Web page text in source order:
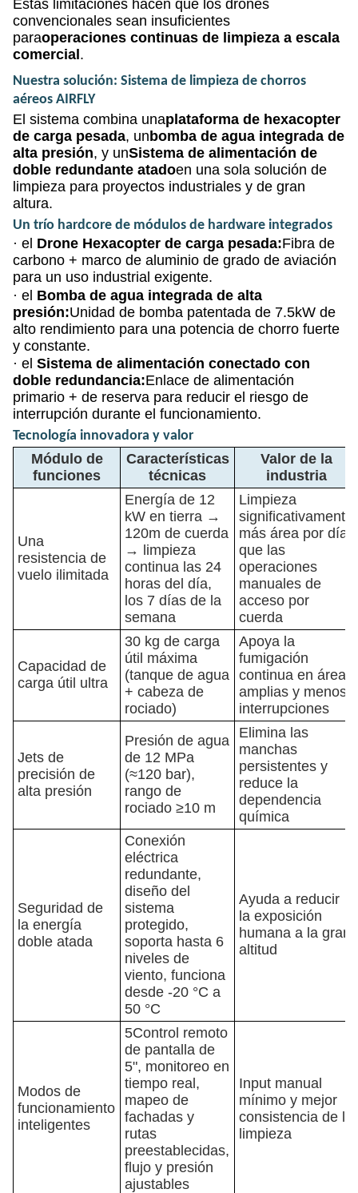
Estas limitaciones hacen que los drones
convencionales sean insuficientes
paraoperaciones continuas de limpieza a escala
comercial .
Nuestra solución: Sistema de limpieza de chorros
aéreos AIRFLY
El sistema combina unaplataforma de hexacopter
de carga pesada, unbomba de agua integrada de
alta presión, y unSistema de alimentación de
doble redundante atadoen una sola solución de
limpieza para proyectos industriales y de gran
altura.
Un trío hardcore de módulos de hardware integrados
· el Drone Hexacopter de carga pesada:Fibra de
carbono + marco de aluminio de grado de aviación
para un uso industrial exigente.
· el Bomba de agua integrada de alta
presión:Unidad de bomba patentada de 7.5kW de
alto rendimiento para una potencia de chorro fuerte
y constante.
· el Sistema de alimentación conectado con
doble redundancia:Enlace de alimentación
primario + de reserva para reducir el riesgo de
interrupción durante el funcionamiento.
Tecnología innovadora y valor
Módulo de
funciones
Características
técnicas
Valor de la
industria
Una
resistencia de
vuelo ilimitada
Energía de 12
kW en tierra →
120m de cuerda
→ limpieza
continua las 24
horas del día,
los 7 días de la
semana
Limpieza
significativamente
más área por día
que las
operaciones
manuales de
acceso por
cuerda
Capacidad de
carga útil ultra
30 kg de carga
útil máxima
(tanque de agua
+ cabeza de
rociado)
Apoya la
fumigación
continua en áreas
amplias y menos
interrupciones
Jets de
precisión de
alta presión
Presión de agua
de 12 MPa
(≈120 bar),
rango de
rociado ≥10 m
Elimina las
manchas
persistentes y
reduce la
dependencia
química
Seguridad de
la energía
doble atada
Conexión
eléctrica
redundante,
diseño del
sistema
protegido,
soporta hasta 6
niveles de
viento, funciona
desde -20 °C a
50 °C
Ayuda a reducir
la exposición
humana a la gran
altitud
Modos de
funcionamiento
inteligentes
5Control remoto
de pantalla de
5", monitoreo en
tiempo real,
mapeo de
fachadas y
rutas
preestablecidas,
flujo y presión
ajustables
Input manual
mínimo y mejor
consistencia de la
limpieza